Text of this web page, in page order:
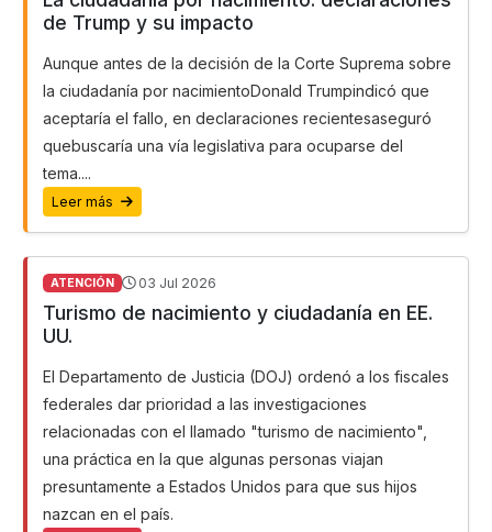
de Trump y su impacto
Aunque antes de la decisión de la Corte Suprema sobre
la ciudadanía por nacimientoDonald Trumpindicó que
aceptaría el fallo, en declaraciones recientesaseguró
quebuscaría una vía legislativa para ocuparse del
tema....
Leer más
ATENCIÓN 03 Jul 2026
Turismo de nacimiento y ciudadanía en EE.
UU.
El Departamento de Justicia (DOJ) ordenó a los fiscales
federales dar prioridad a las investigaciones
relacionadas con el llamado "turismo de nacimiento",
una práctica en la que algunas personas viajan
presuntamente a Estados Unidos para que sus hijos
nazcan en el país.